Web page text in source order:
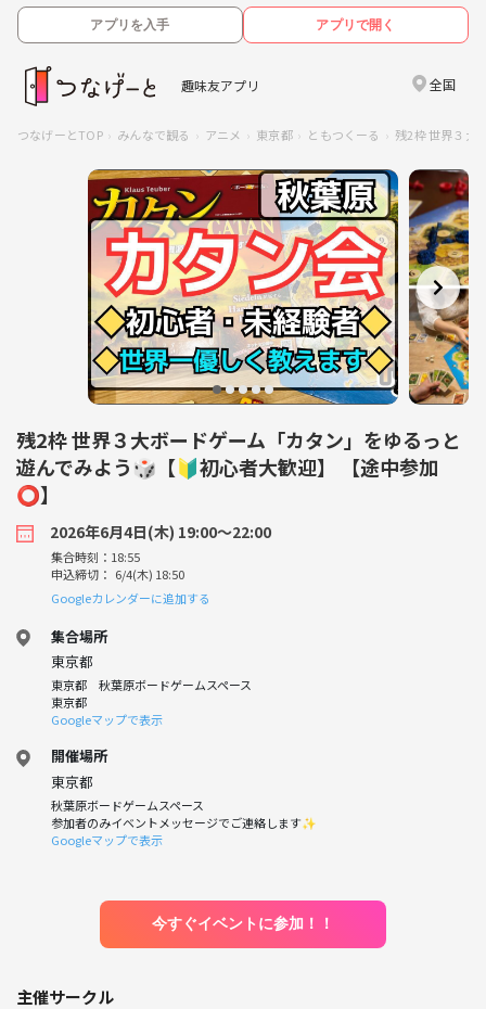
アプリを入手 アプリで開く
趣味友アプリ 全国
つなげーとTOP みんなで観る アニメ 東京都 ともつくーる 残2枠 世界３大
残2枠 世界３大ボードゲーム「カタン」をゆるっと
遊んでみよう🎲【🔰初心者大歓迎】 【途中参加
⭕️】
2026年6月4日(木) 19:00〜22:00
集合時刻：18:55
申込締切： 6/4(木) 18:50
Googleカレンダーに追加する
集合場所
東京都
東京都 秋葉原ボードゲームスペース
東京都
Googleマップで表示
開催場所
東京都
秋葉原ボードゲームスペース
参加者のみイベントメッセージでご連絡します✨️
Googleマップで表示
今すぐイベントに参加！！
主催サークル